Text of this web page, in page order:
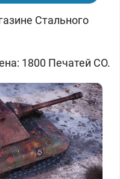
Стального
1800 Печатей СО.